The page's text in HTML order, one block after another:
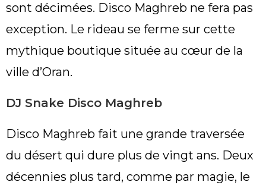
sont décimées. Disco Maghreb ne fera pas
exception. Le rideau se ferme sur cette
mythique boutique située au cœur de la
ville d’Oran.
DJ Snake Disco Maghreb
Disco Maghreb fait une grande traversée
du désert qui dure plus de vingt ans. Deux
décennies plus tard, comme par magie, le